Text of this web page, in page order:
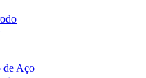
de Aço